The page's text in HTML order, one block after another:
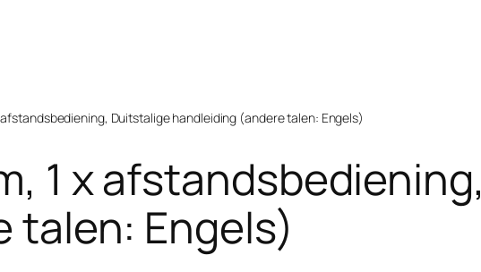
Duitstalige handleiding (andere talen: Engels)
1 x
talen: Engels)